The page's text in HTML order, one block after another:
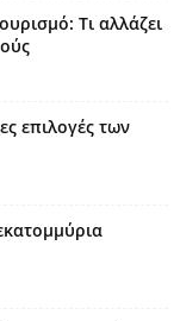
Τι αλλάζει
επιλογές των